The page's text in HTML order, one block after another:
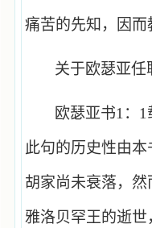
痛苦的先知，因
关于欧瑟亚任
欧瑟亚书1 ： 1
此句的历史性由
胡家尚未衰落，
雅洛贝罕王的逝